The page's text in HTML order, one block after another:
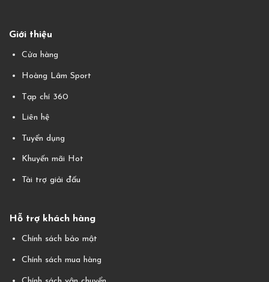
Giới thiệu
Cửa hàng
Hoàng Lâm Sport
Tạp chí 360
Liên hệ
Tuyển dụng
Khuyến mãi Hot
Tài trợ giải đấu
Hỗ trợ khách hàng
Chính sách bảo mật
Chính sách mua hàng